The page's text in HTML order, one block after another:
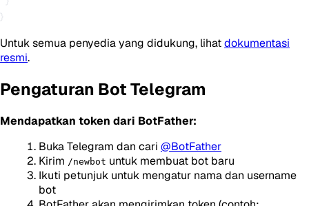
Untuk semua penyedia yang didukung, lihatdokumentasi
resmi.
Pengaturan Bot Telegram
Mendapatkan token dari BotFather:
Buka Telegram dan cari @BotFather
Kirim /newbot untuk membuat bot baru
Ikuti petunjuk untuk mengatur nama dan username
bot